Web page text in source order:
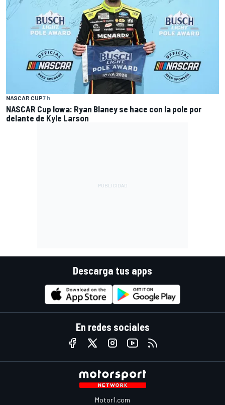
NASCAR CUP7 h
NASCAR Cup Iowa: Ryan Blaney se hace con la pole por
delante de Kyle Larson
Descarga tus apps
En redes sociales
Motor1.com